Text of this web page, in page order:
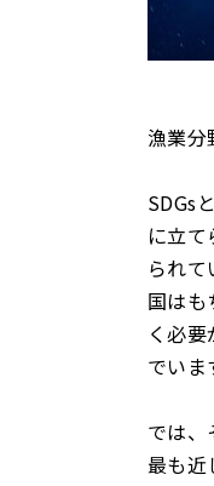
漁業分
SDGs
に立
られて
国は
く必
でいま
では、
最も近